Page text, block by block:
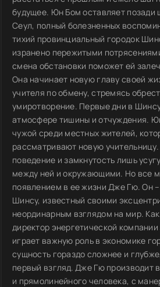
будущее. Юн Бом оставляет позади
Сеул, полный болезненных
тихий провинциальный городок
изранено пережитыми
смена обстановки поможет ей
Она начинает новую главу своей
учителя по обмену, стремясь
умиротворение. Первые дни в
атмосфере тишины и отчуждения.
чужой среди местных жителей,
рассматривают новую
поведение и замкнутость лишь
между ней и окружающими. Но все
появлением в ее жизни Дже Гю. Он
Шинсу, известный своими
неординарным взглядом на мир.
директор энергетической компании
играет важную роль в экономике
сущность гораздо сложнее и
первый взгляд. Дже Гю производит
и прямолинейного человека, с